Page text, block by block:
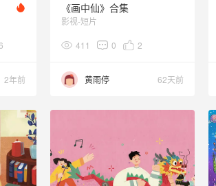
2年前
《画中仙》合集
影视-短片
411 0 2
黄雨停 62天前